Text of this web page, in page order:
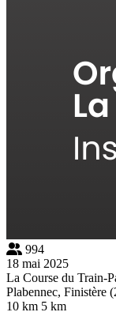
994
18 mai 2025
La Course du Train-
Plabennec, Finistère
10 km 5 km